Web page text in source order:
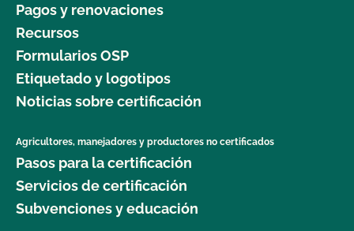
Pagos y renovaciones
Recursos
Formularios OSP
Etiquetado y logotipos
Noticias sobre certificación
Agricultores, manejadores y productores no certificados
Pasos para la certificación
Servicios de certificación
Subvenciones y educación